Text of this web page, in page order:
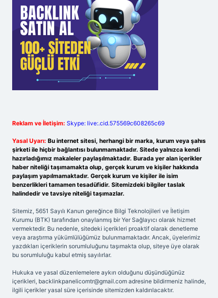
Reklam ve İletişim: Skype: live:.cid.575569c608265c69
Yasal Uyarı: Bu internet sitesi, herhangi bir marka, kurum veya şahıs
şirketi ile hiçbir bağlantısı bulunmamaktadır. Sitede yalnızca kendi
hazırladığımız makaleler paylaşılmaktadır. Burada yer alan içerikler
haber niteliği taşımamakta olup, gerçek kurum ve kişiler hakkında
paylaşım yapılmamaktadır. Gerçek kurum ve kişiler ile isim
benzerlikleri tamamen tesadüfidir. Sitemizdeki bilgiler taslak
halindedir ve tavsiye niteliği taşımazlar.
Sitemiz, 5651 Sayılı Kanun gereğince Bilgi Teknolojileri ve İletişim
Kurumu (BTK) tarafından onaylanmış bir Yer Sağlayıcı olarak hizmet
vermektedir. Bu nedenle, sitedeki içerikleri proaktif olarak denetleme
veya araştırma yükümlülüğümüz bulunmamaktadır. Ancak, üyelerimiz
yazdıkları içeriklerin sorumluluğunu taşımakta olup, siteye üye olarak
bu sorumluluğu kabul etmiş sayılırlar.
Hukuka ve yasal düzenlemelere aykırı olduğunu düşündüğünüz
içerikleri, backlinkpanelicomtr@gmail.com adresine bildirmeniz halinde,
ilgili içerikler yasal süre içerisinde sitemizden kaldırılacaktır.